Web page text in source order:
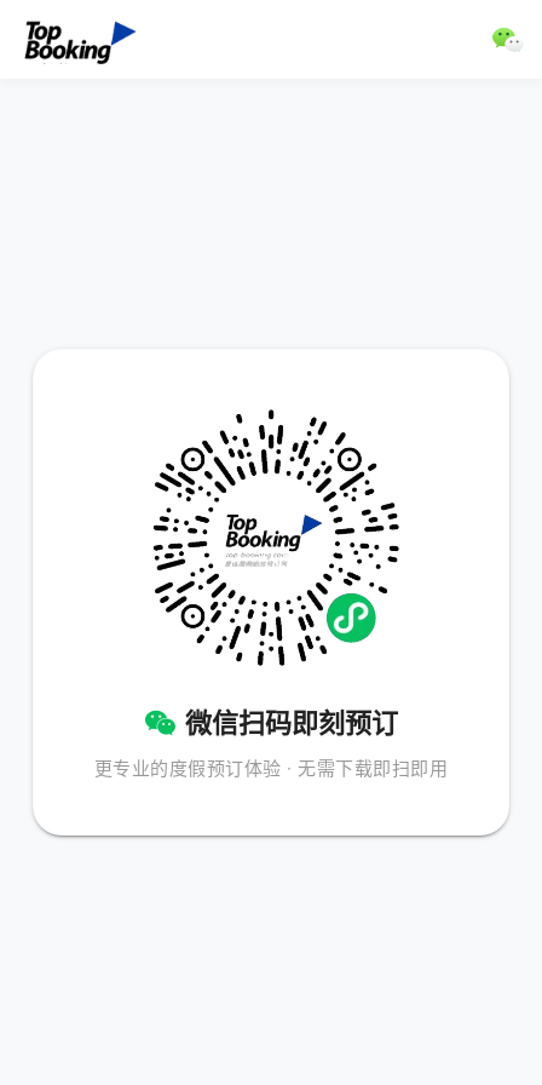
微信扫码即刻预订
更专业的度假预订体验 · 无需下载即扫即用